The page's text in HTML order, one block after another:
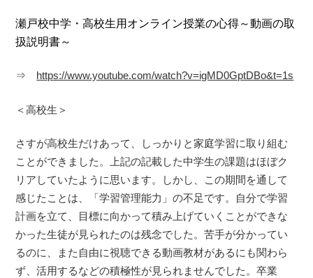
瀬戸校中学・高校生用オンライン授業の心得～動画の取
扱説明書～
⇒ https://www.youtube.com/watch?v=igMD0GptDBo&t=1s
＜高校生＞
さすが高校生だけあって、しっかりと家庭学習に取り組む
ことができました。上記の記載した中学生の課題はほぼク
リアしていたように思います。しかし、この期間を通して
感じたことは、「学習管理能力」の不足です。自分で学習
計画を立て、目標に向かって積み上げていくことができな
かった生徒が見られたのは残念でした。苦手が分かってい
るのに、また自由に視聴できる動画教材があるにも関わら
ず、活用するなどの積極性が見られませんでした。卒業